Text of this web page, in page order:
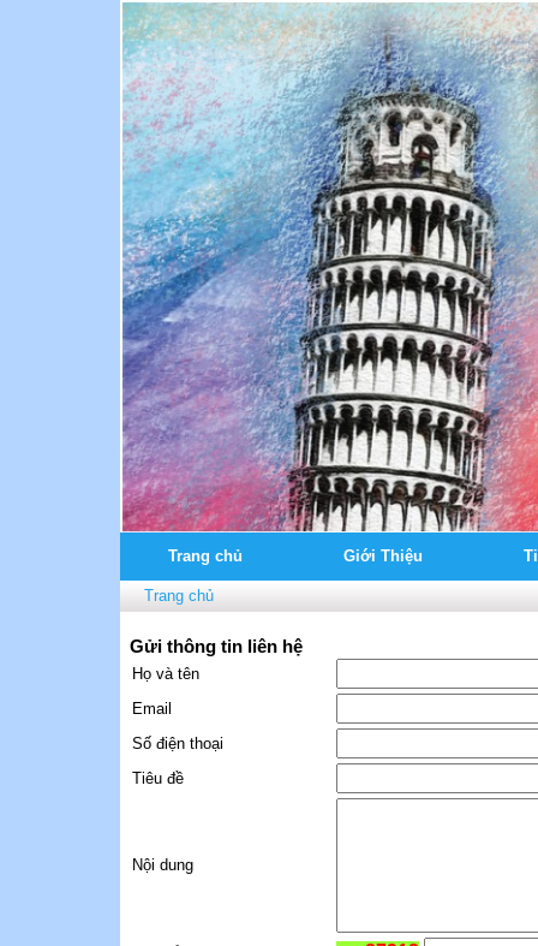
Trang chủ Giới Thiệu
Trang chủ
Gửi thông tin liên hệ
Họ và tên
Email
Số điện thoại
Tiêu đề
Nội dung